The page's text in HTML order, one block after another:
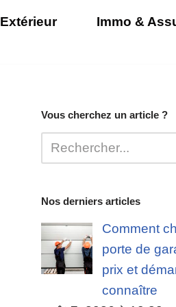
Extérieur
Immo &
Vous cherchez un article ?
Nos derniers articles
Comment
porte de
prix et
connaître